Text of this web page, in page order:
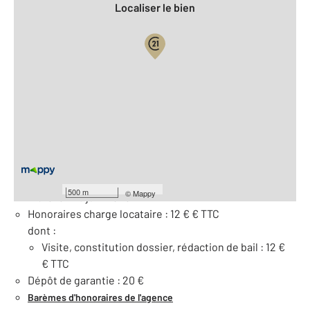
500 m ©Mappy
Localiser le bien
Loyer de base : 20 € par mois
Libre le : 25 juin 2020
Honoraires charge locataire : 12 € € TTC
dont :
Visite, constitution dossier, rédaction de bail : 12 €
€ TTC
Dépôt de garantie : 20 €
Barèmes d'honoraires de l'agence